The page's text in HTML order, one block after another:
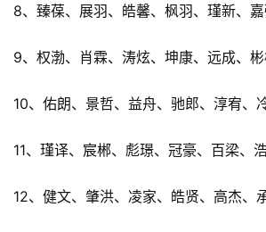
8、臻葆、展羽、皓馨、枫羽、瑾新、
9、权渤、肖霖、涛炫、坤康、远成、
10、佑朗、景哲、益舟、驰郎、淳宥、
11、瑾译、宸郴、彪璟、冠豪、百梁、
12、健文、肇洪、凌家、皓贤、高杰、